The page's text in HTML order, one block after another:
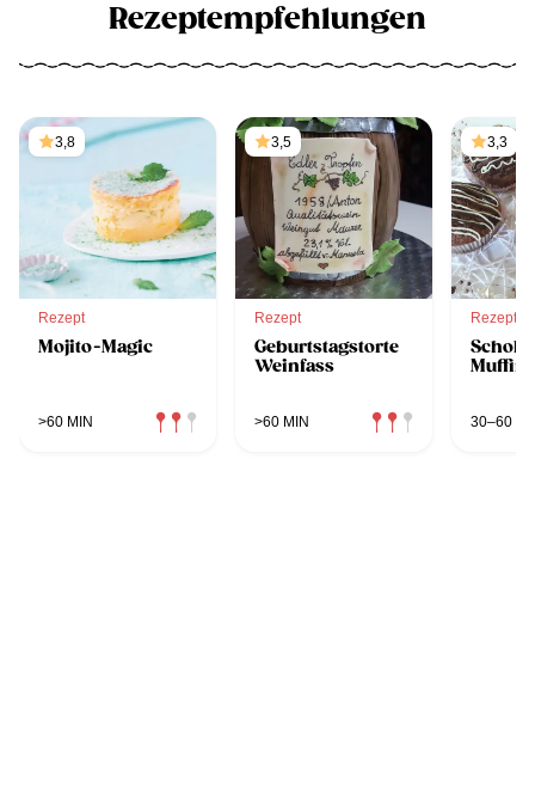
Rezeptempfehlungen
3,8
Rezept
Mojito-Magic
>60 MIN
3,5
Rezept
Geburtstagstorte
Weinfass
>60 MIN
3,3
Rezept
Muffins
30–60